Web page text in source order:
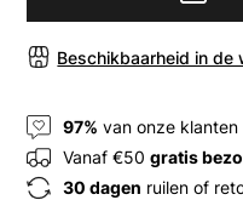
Beschikbaarheid in de
97% van onze
Vanaf €50gratis
30 dagen ruilen of